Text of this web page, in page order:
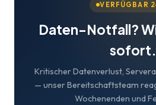
VERFÜGBAR
Daten-Notfall?
sofort.
Kritischer Datenverlust,
— unser Bereitschaftsteam
Wochenenden und